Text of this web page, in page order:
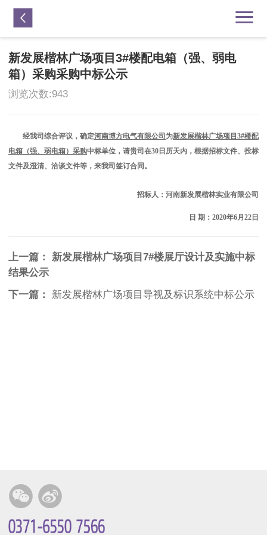
 
新发展楷林广场项目3#楼配电箱（强、弱电
箱）采购采购中标公示
浏览次数:943
经我司综合评议，确定河南博方电气有限公司 为新发展楷林广场项目 3#楼配
电箱（强、弱电箱）采购中标单位 ， 请贵司 在30 日历天内，根据招标文件、 投标
文件及澄清、 洽谈文件等 ，来我司签订合同。
招标人：河南新发展楷林实业有限公司
日 期：2020年6月 22 日
上一篇： 新发展楷林广场项目7#楼展厅设计及实施中标
结果公示
下一篇：
新发展楷林广场项目导视及标识系统中标公示
 